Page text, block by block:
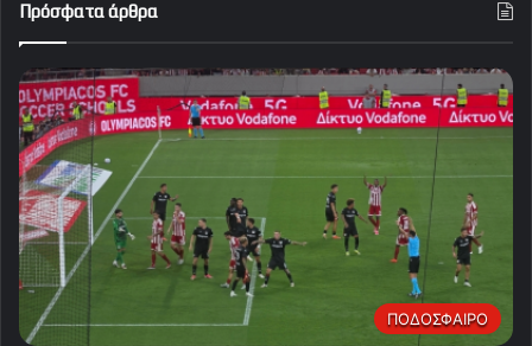
Πρόσφατα άρθρα
ΠΟΔΟΣΦΑΙΡΟ